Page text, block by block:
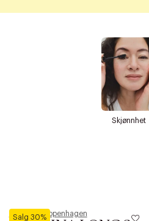
Skjønnhet
Salg 30%
Phenumb Copenhagen